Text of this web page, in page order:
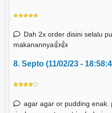
Dah 2x order disini selalu
makanannya👍👍
8. Septo (11/02/23 -
agar agar or pudding enak.